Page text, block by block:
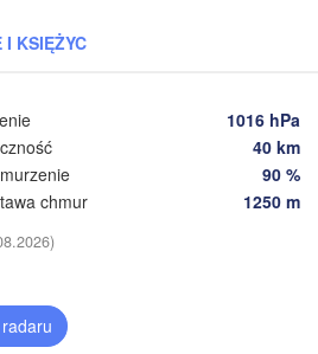
I KSIĘŻYC
1016 hPa
40 km
90 %
chmur
1250 m